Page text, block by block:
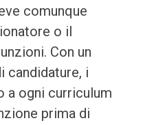
comunque
o il
Con un
candidature, i
a ogni curriculum
prima di